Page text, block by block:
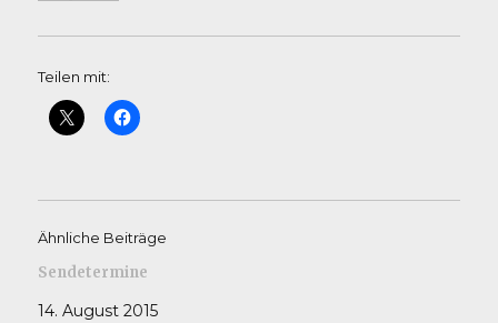
Teilen mit:
Ähnliche Beiträge
Sendetermine
14. August 2015